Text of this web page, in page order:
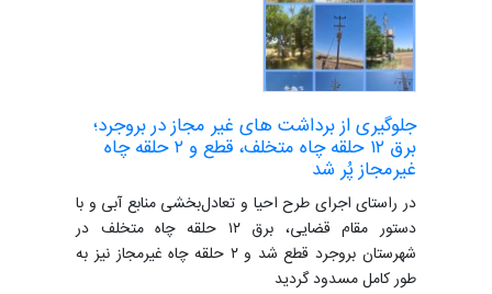
جلوگیری از برداشت های غیر مجاز در بروجرد؛
برق ۱۲ حلقه چاه متخلف، قطع و ۲ حلقه چاه
غیرمجاز پُر شد
در راستای اجرای طرح احیا و تعادل‌بخشی منابع آبی و با
دستور مقام قضایی، برق ۱۲ حلقه چاه متخلف در
شهرستان بروجرد قطع شد و ۲ حلقه چاه غیرمجاز نیز به
طور کامل مسدود گردید